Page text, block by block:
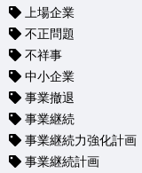
上場企業
不正問題
不祥事
中小企業
事業撤退
事業継続
事業継続力強化計画
事業継続計画